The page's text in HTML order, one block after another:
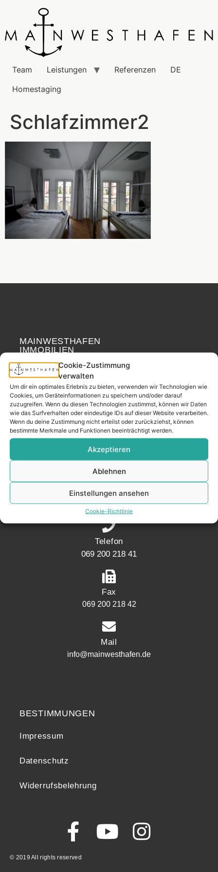
Cookie-Zustimmung
verwalten
Um dir ein optimales Erlebnis zu bieten, verwenden wir Technologien wie
Cookies, um Geräteinformationen zu speichern und/oder darauf
zuzugreifen. Wenn du diesen Technologien zustimmst, können wir Daten
wie das Surfverhalten oder eindeutige IDs auf dieser Website verarbeiten.
Wenn du deine Zustimmung nicht erteilst oder zurückziehst, können
bestimmte Merkmale und Funktionen beeinträchtigt werden.
Akzeptieren
Ablehnen
Einstellungen ansehen
Cookie-Richtlinie
Team Leistungen Referenzen
DE
Homestaging
Schlafzimmer2
MAINWESTHAFEN
IMMOBILIEN
Ihr Immobilienpartner
aus der
Nachbarschaft.
– seit 2017.
Adresse
Mainwesthafen Immobilien Speicherstraße 5
60327 Frankfurt
Telefon
069 200 218 41
Fax
069 200 218 42
Mail
info@mainwesthafen.de
BESTIMMUNGEN
Impressum
Datenschutz
Widerrufsbelehrung
© 2019 All rights reserved